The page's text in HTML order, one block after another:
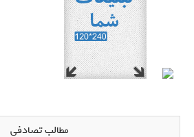
مطالب تصادفی